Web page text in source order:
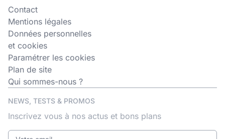
Contact
Mentions légales
Données personnelles
et cookies
Paramétrer les cookies
Plan de site
Qui sommes-nous ?
NEWS, TESTS & PROMOS
Inscrivez vous à nos actus et bons plans